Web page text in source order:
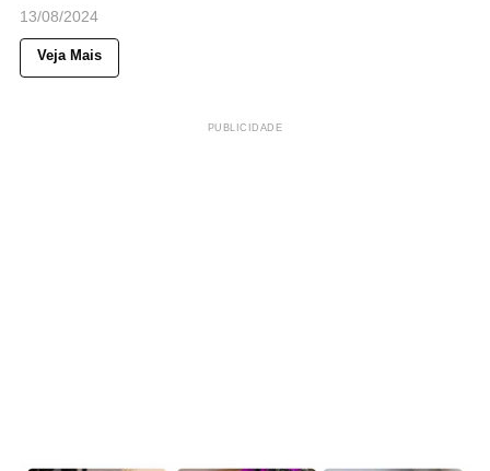
13/08/2024
Veja Mais
PUBLICIDADE